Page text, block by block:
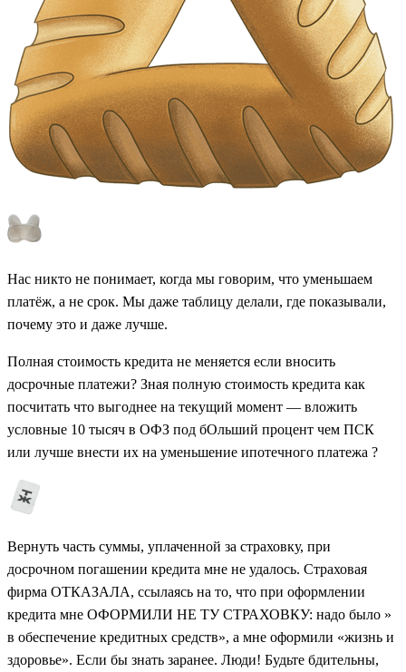
Нас никто не понимает, когда мы говорим, что уменьшаем
платёж, а не срок. Мы даже таблицу делали, где показывали,
почему это и даже лучше.
Полная стоимость кредита не меняется если вносить
досрочные платежи? Зная полную стоимость кредита как
посчитать что выгоднее на текущий момент — вложить
условные 10 тысяч в ОФЗ под бОльший процент чем ПСК
или лучше внести их на уменьшение ипотечного платежа ?
Вернуть часть суммы, уплаченной за страховку, при
досрочном погашении кредита мне не удалось. Страховая
фирма ОТКАЗАЛА, ссылаясь на то, что при оформлении
кредита мне ОФОРМИЛИ НЕ ТУ СТРАХОВКУ: надо было »
в обеспечение кредитных средств», а мне оформили «жизнь и
здоровье». Если бы знать заранее. Люди! Будьте бдительны,